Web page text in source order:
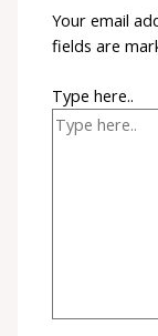
Your email
fields are
Type here..